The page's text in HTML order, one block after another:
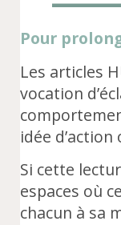
Pour
Les articles
vocation
idée
Si cette
espaces où
chacun à sa